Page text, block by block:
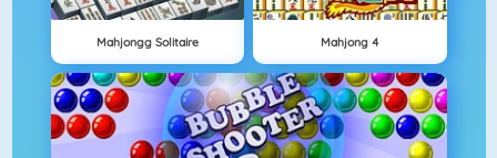
Mahjongg Solitaire Mahjong 4